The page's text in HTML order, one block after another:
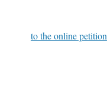
to the online petition